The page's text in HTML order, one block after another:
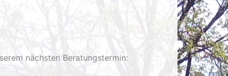
nächsten Beratungstermin: